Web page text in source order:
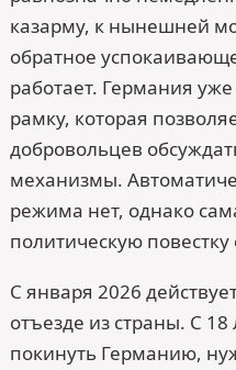
казарму, к нынешней
обратное
работает. Германия
рамку, которая
добровольцев
механизмы.
режима нет, однако
политическую повестку
С января 2026
отъезде из страны. С
покинуть Германию,